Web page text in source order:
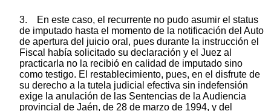
3. En este caso, el recurrente no pudo asumir el status
de imputado hasta el momento de la notificación del Auto
de apertura del juicio oral, pues durante la instrucción el
Fiscal había solicitado su declaración y el Juez al
practicarla no la recibió en calidad de imputado sino
como testigo. El restablecimiento, pues, en el disfrute de
su derecho a la tutela judicial efectiva sin indefensión
exige la anulación de las Sentencias de la Audiencia
provincial de Jaén, de 28 de marzo de 1994, y del